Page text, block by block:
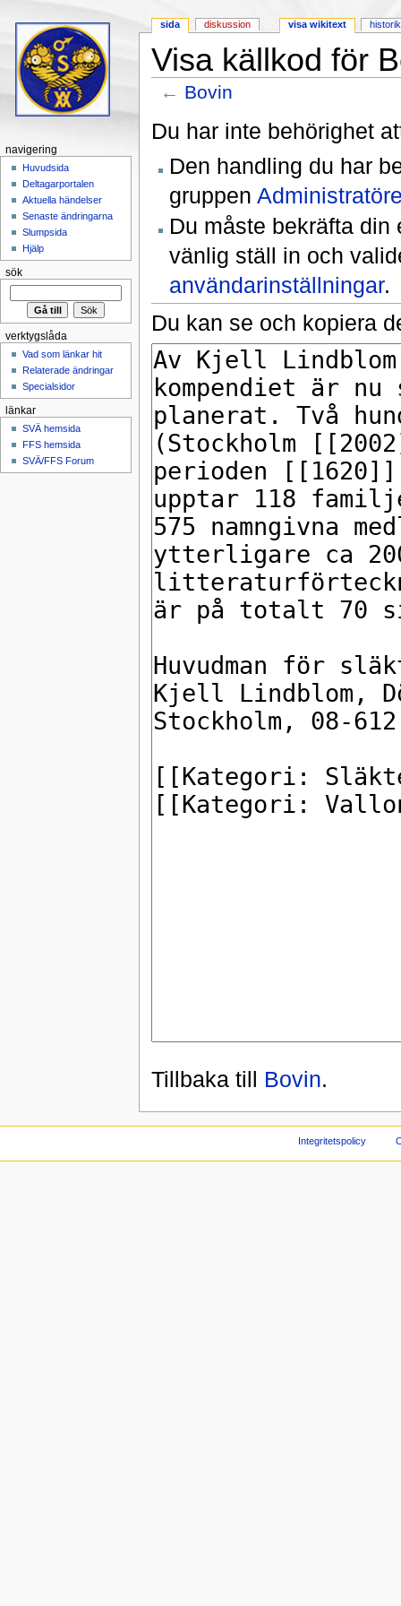
Visa källkod för
← Bovin
Du har inte behörighet
Den handling du har
gruppen
Du måste bekräfta din
vänlig ställ in och
användarinställningar.
Du kan se och kopiera
Tillbaka till Bovin.
sida diskussion visa wikitext historik
navigering
Huvudsida
Deltagarportalen
Aktuella händelser
Senaste ändringarna
Slumpsida
Hjälp
sök
verktygslåda
Vad som länkar hit
Relaterade ändringar
Specialsidor
länkar
SVÄ hemsida
FFS hemsida
SVÄ/FFS Forum
Integritetspolicy